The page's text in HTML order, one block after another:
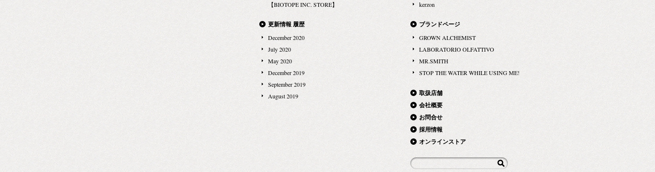
【BIOTOPE INC. STORE】
更新情報 履歴
December 2020
July 2020
May 2020
December 2019
September 2019
August 2019
kerzon
ブランドページ
GROWN ALCHEMIST
LABORATORIO OLFATTIVO
MR.SMITH
STOP THE WATER WHILE USING ME!
取扱店舗
会社概要
お問合せ
採用情報
オンラインストア